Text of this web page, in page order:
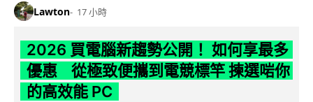
Lawton 17 小時
2026 買電腦新趨勢公開！ 如何享最多
優惠 從極致便攜到電競標竿 揀選啱你
的高效能 PC